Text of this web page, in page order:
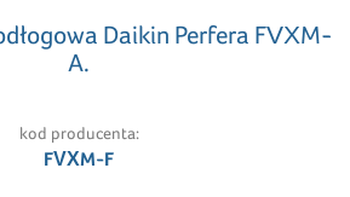
Daikin Perfera FVXM-
A.
kod producenta:
FVXM-F